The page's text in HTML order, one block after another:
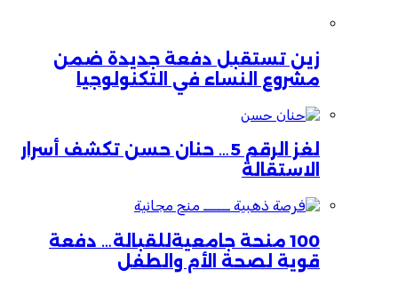
زين تستقبل دفعة جديدة ضمن
مشروع النساء في التكنولوجيا
لغز الرقم 5… حنان حسن تكشف أسرار
الاستقالة
100 منحة جامعيةللقبالة… دفعة
قوية لصحة الأم والطفل